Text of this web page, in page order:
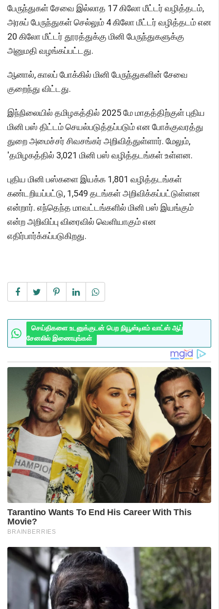
பேருந்துகள் சேவை இல்லாத 17 கிலோ மீட்டர் வழித்தடம்,
அரசுப் பேருந்துகள் செல்லும் 4 கிலோ மீட்டர் வழித்தடம் என
20 கிலோ மீட்டர் தூரத்துக்கு மினி பேருந்துகளுக்கு
அனுமதி வழங்கப்பட்டது.
ஆனால், காலப் போக்கில் மினி பேருந்துகளின் சேவை
குறைந்து விட்டது.
இந்நிலையில் தமிழகத்தில் 2025 மே மாதத்திற்குள் புதிய
மினி பஸ் திட்டம் செயல்படுத்தப்படும் என போக்குவரத்து
துறை அமைச்சர் சிவசங்கர் அறிவித்துள்ளார். மேலும்,
'தமிழகத்தில் 3,021 மினி பஸ் வழித்தடங்கள் உள்ளன.
புதிய மினி பஸ்களை இயக்க 1,801 வழித்தடங்கள்
கண்டறியப்பட்டு, 1,549 தடங்கள் அறிவிக்கப்பட்டுள்ளன
என்றார். எந்தெந்த மாவட்டங்களில் மினி பஸ் இயங்கும்
என்ற அறிவிப்பு விரைவில் வெளியாகும் என
எதிர்பார்க்கப்படுகிறது.
செய்திகளை உடனுக்குடன் பெற நியூஸ்டிஎம் வாட்ஸ் ஆப்
சேனலில் இணையுங்கள்